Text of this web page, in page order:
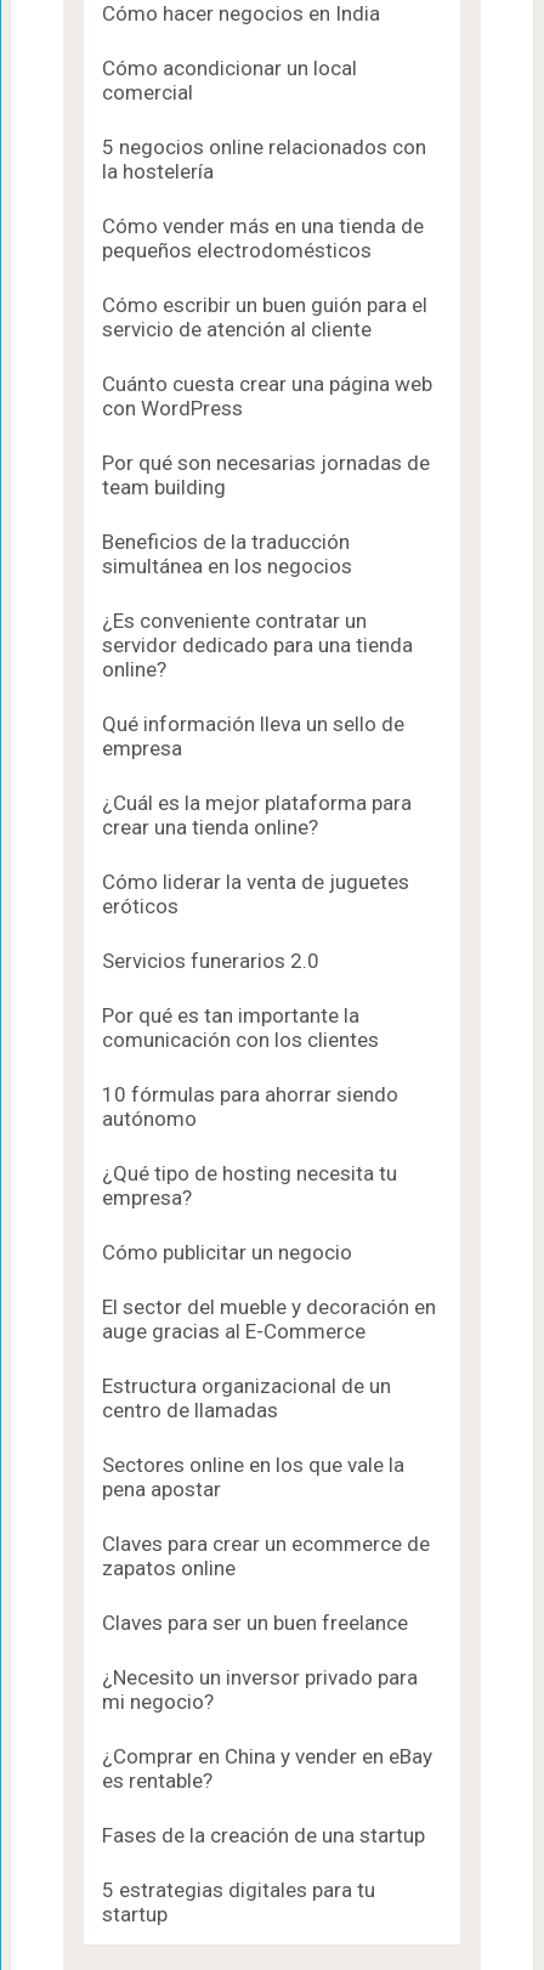
Cómo hacer negocios en India
Cómo acondicionar un local
comercial
5 negocios online relacionados con
la hostelería
Cómo vender más en una tienda de
pequeños electrodomésticos
Cómo escribir un buen guión para el
servicio de atención al cliente
Cuánto cuesta crear una página web
con WordPress
Por qué son necesarias jornadas de
team building
Beneficios de la traducción
simultánea en los negocios
¿Es conveniente contratar un
servidor dedicado para una tienda
online?
Qué información lleva un sello de
empresa
¿Cuál es la mejor plataforma para
crear una tienda online?
Cómo liderar la venta de juguetes
eróticos
Servicios funerarios 2.0
Por qué es tan importante la
comunicación con los clientes
10 fórmulas para ahorrar siendo
autónomo
¿Qué tipo de hosting necesita tu
empresa?
Cómo publicitar un negocio
El sector del mueble y decoración en
auge gracias al E-Commerce
Estructura organizacional de un
centro de llamadas
Sectores online en los que vale la
pena apostar
Claves para crear un ecommerce de
zapatos online
Claves para ser un buen freelance
¿Necesito un inversor privado para
mi negocio?
¿Comprar en China y vender en eBay
es rentable?
Fases de la creación de una startup
5 estrategias digitales para tu
startup